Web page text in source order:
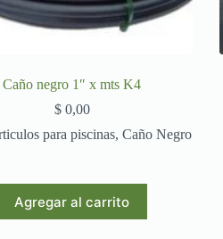
Caño negro 1″ x mts K4
$0,00
para piscinas,Caño Negro
Agregar al carrito